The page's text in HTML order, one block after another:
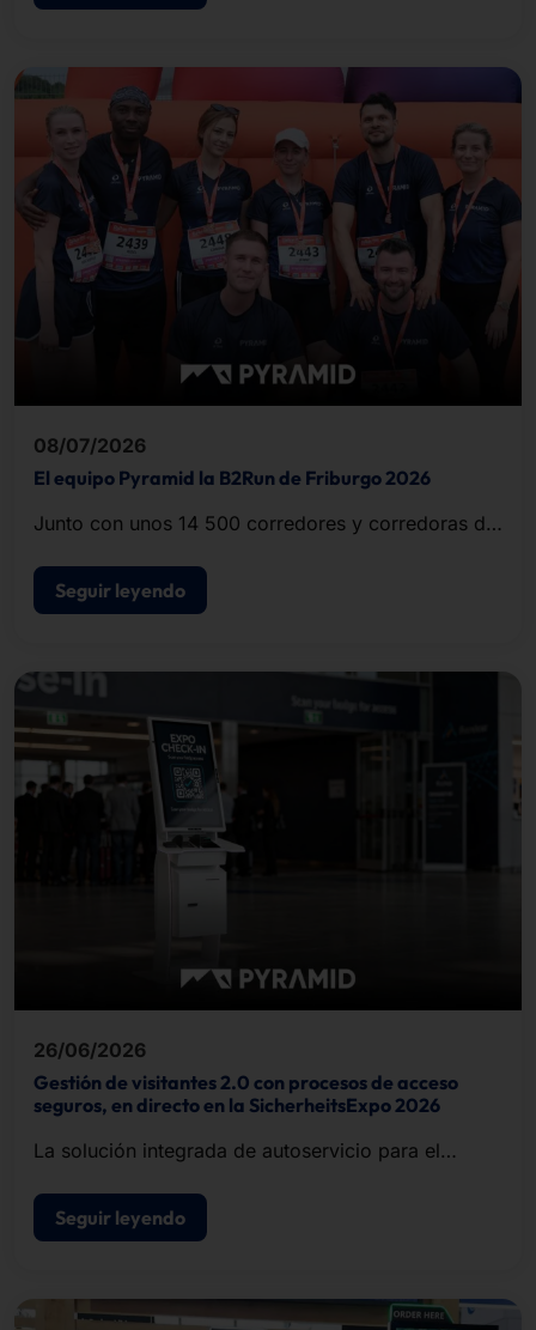
08/07/2026
El equipo Pyramid la B2Run de Friburgo 2026
Junto con unos 14 500 corredores y corredoras de
completó el recorrido de unos cinco kilómetros.
Seguir leyendo
26/06/2026
Gestión de visitantes 2.0 con procesos de acceso
seguros, en directo en la SicherheitsExpo 2026
La solución integrada de autoservicio para el
acreditaciones y el control de acceso.
Seguir leyendo